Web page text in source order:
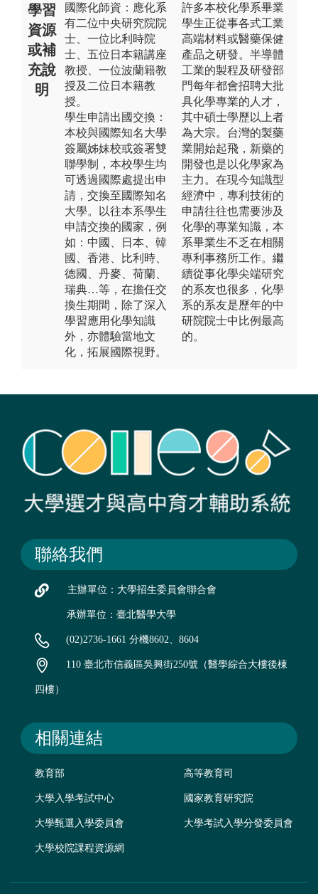
學習
資源
或補
充說
明
國際化師資：應化系
有二位中央研究院院
士、一位比利時院
士、五位日本籍講座
教授、一位波蘭籍教
授及二位日本籍教
授。
學生申請出國交換：
本校與國際知名大學
簽屬姊妹校或簽署雙
聯學制，本校學生均
可透過國際處提出申
請，交換至國際知名
大學。以往本系學生
申請交換的國家，例
如：中國、日本、韓
國、香港、比利時、
德國、丹麥、荷蘭、
瑞典…等，在擔任交
換生期間，除了深入
學習應用化學知識
外，亦體驗當地文
化，拓展國際視野。
許多本校化學系畢業
學生正從事各式工業
高端材料或醫藥保健
產品之研發。半導體
工業的製程及研發部
門每年都會招聘大批
具化學專業的人才，
其中碩士學歷以上者
為大宗。台灣的製藥
業開始起飛，新藥的
開發也是以化學家為
主力。在現今知識型
經濟中，專利技術的
申請往往也需要涉及
化學的專業知識，本
系畢業生不乏在相關
專利事務所工作。繼
續從事化學尖端研究
的系友也很多，化學
系的系友是歷年的中
研院院士中比例最高
的。
聯絡我們
主辦單位：大學招生委員會聯合會
承辦單位：臺北醫學大學
(02)2736-1661 分機8602、8604
110 臺北市信義區吳興街250號（醫學綜合大樓後棟
四樓）
相關連結
教育部 高等教育司
大學入學考試中心 國家教育研究院
大學甄選入學委員會 大學考試入學分發委員會
大學校院課程資源網